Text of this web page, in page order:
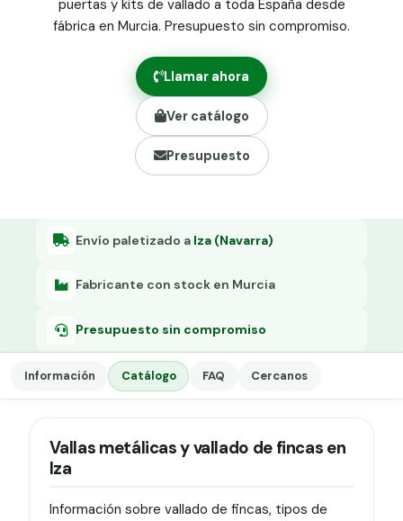
Poste malla simple torsión
Alambre de espino galvanizado
Alambre liso galvanizado
Malla ocultación 70 g/m² verde
Abrazadera PVC malla H.
Grapa malla H.
puertas y kits de vallado a toda España desde
fábrica en Murcia. Presupuesto sin compromiso.
Llamar ahora
Ver catálogo
Presupuesto
Envío paletizado a Iza (Navarra)
Fabricante con stock en Murcia
Presupuesto sin compromiso
Información Catálogo FAQ Cercanos
Vallas metálicas y vallado de fincas en
Iza
Información sobre vallado de fincas, tipos de